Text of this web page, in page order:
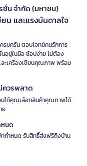
ชั่น จำกัด (มหาชน)
น และแรงบันดาลใจ
รบครัน ตอบโจทย์คนรักการ
อยู่ในมือ ช้อปง่าย ไม่ต้อง
ละเครื่องเขียนคุณภาพ พร้อม
ควรพลาด
มให้คุณเลือกสินค้าคุณภาพได้
ย
หนด
กำหนด รับสิทธิ์ส่งฟรีถึงบ้าน